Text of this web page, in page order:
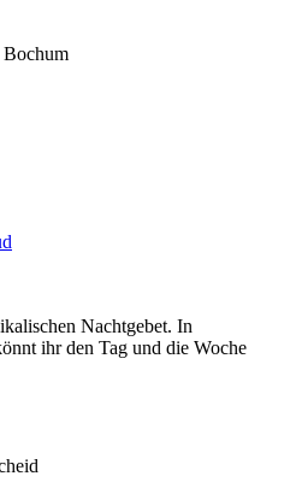
Nachtgebet. In
ihr den Tag und die Woche